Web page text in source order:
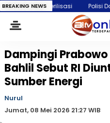
BREAKING NEWSPolisi Dalami Sosok Staf
Dampingi Prabowo
Bahlil Sebut RI
Sumber Energi
Nurul
Jumat, 08 Mei 2026 21:27 WIB